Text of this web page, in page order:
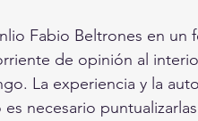
Fabio Beltrones en un
de opinión al
La experiencia y la
necesario